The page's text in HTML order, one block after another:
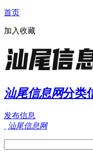
首页
加入收藏
汕尾信息网分类
发布信息
汕尾信息网